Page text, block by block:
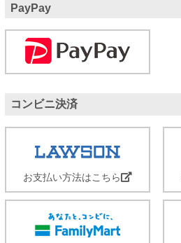
PayPay
コンビニ決済
お支払い方法はこちら